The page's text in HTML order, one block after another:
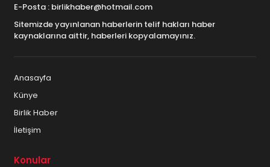
Aksaray Halı-Koltuk Yıkama
Aksaray Hediye ve Hediyelik Eşya
Aksaray İkinci el – Spot
Aksaray İletişim ve Telekominikasyon
Aksaray Kargo Dağıtım Firmaları
E-Posta : birlikhaber@hotmail.com
Sitemizde yayınlanan haberlerin telif hakları haber
kaynaklarına aittir, haberleri kopyalamayınız.
Anasayfa
Künye
Birlik Haber
İletişim
Konular